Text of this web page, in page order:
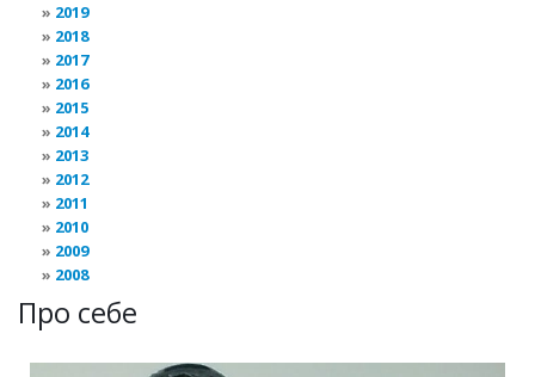
2019
2018
2017
2016
2015
2014
2013
2012
2011
2010
2009
2008
Про себе